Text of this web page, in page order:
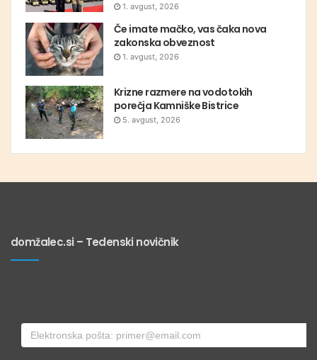
1. avgust, 2026
Če imate mačko, vas čaka nova
zakonska obveznost
1. avgust, 2026
Krizne razmere na vodotokih
porečja Kamniške Bistrice
5. avgust, 2026
domžalec.si – Tedenski novičnik